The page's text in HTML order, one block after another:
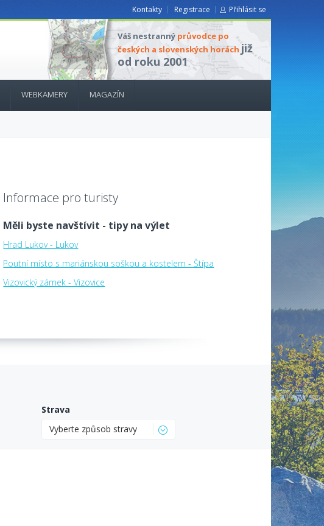
Kontakty Registrace Přihlásit se
Váš nestranný průvodce po
českých a slovenských horách již
od roku 2001
WEBKAMERY MAGAZÍN
Informace pro turisty
Měli byste navštívit - tipy na výlet
Hrad Lukov - Lukov
Poutní místo s mariánskou soškou a kostelem - Štípa
Vizovický zámek - Vizovice
Strava
Vyberte způsob stravy